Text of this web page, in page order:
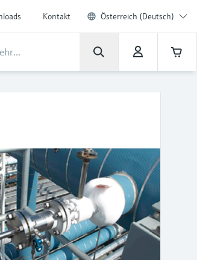
Kontakt Österreich (Deutsch)